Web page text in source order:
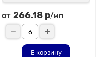
от 266.18 р/мп
В корзину